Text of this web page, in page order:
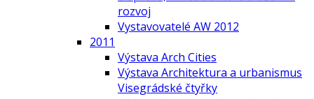
rozvoj
Vystavovatelé AW 2012
2011
Výstava Arch Cities
Výstava Architektura a urbanismus
Visegrádské čtyřky